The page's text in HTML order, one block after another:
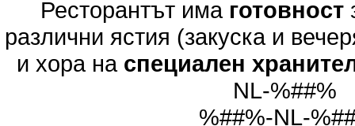
Ресторантът има готовност
различни ястия (закуска и
и хора на специален
NL-%##%
%##%-NL-